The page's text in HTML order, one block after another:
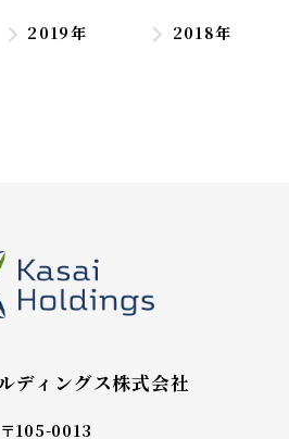
2019年 2018年
ディングス株式会社
〒105-0013